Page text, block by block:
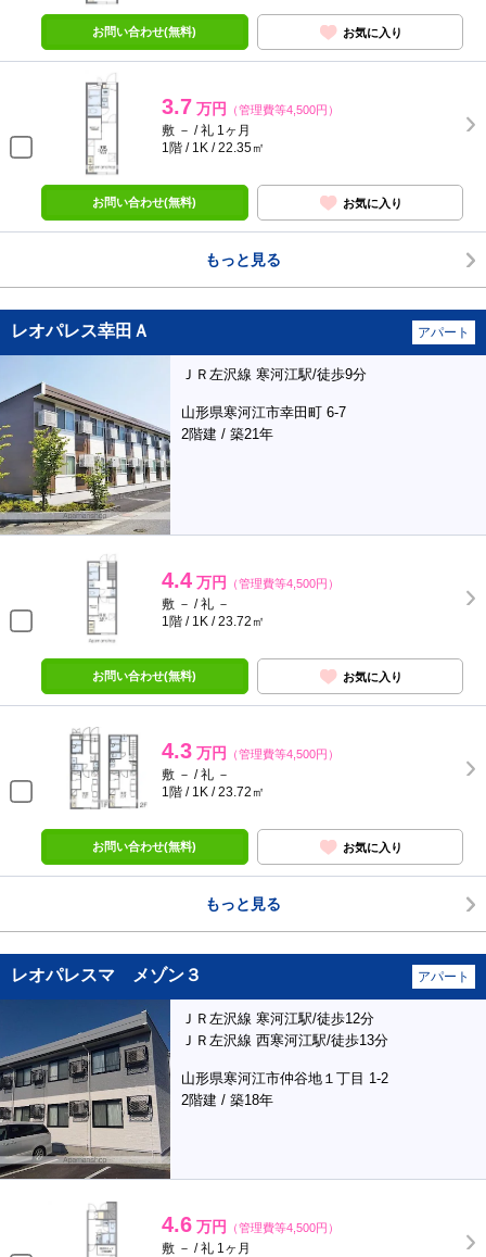
お問い合わせ(無料) お気に入り
3.7 万円 （管理費等4,500円）
敷 － / 礼 1ヶ月
1階 / 1K / 22.35㎡
お問い合わせ(無料) お気に入り
もっと見る
レオパレス幸田Ａ アパート
ＪＲ左沢線 寒河江駅/徒歩9分
山形県寒河江市幸田町 6-7
2階建 / 築21年
4.4 万円 （管理費等4,500円）
敷 － / 礼 －
1階 / 1K / 23.72㎡
お問い合わせ(無料) お気に入り
4.3 万円 （管理費等4,500円）
敷 － / 礼 －
1階 / 1K / 23.72㎡
お問い合わせ(無料) お気に入り
もっと見る
レオパレスマ メゾン３ アパート
ＪＲ左沢線 寒河江駅/徒歩12分
ＪＲ左沢線 西寒河江駅/徒歩13分
山形県寒河江市仲谷地１丁目 1-2
2階建 / 築18年
4.6 万円 （管理費等4,500円）
敷 － / 礼 1ヶ月